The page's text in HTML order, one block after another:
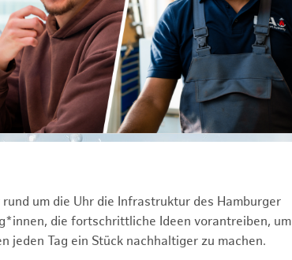
um die Uhr die Infrastruktur des Hamburger
die fortschrittliche Ideen vorantreiben, um
jeden Tag ein Stück nachhaltiger zu machen.